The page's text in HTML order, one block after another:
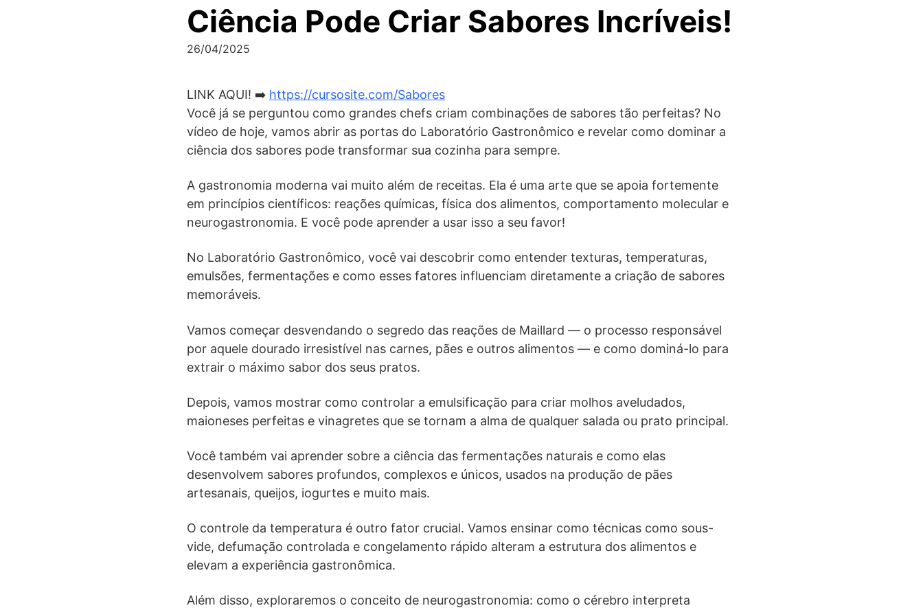
Ciência Pode Criar Sabores Incríveis!
26/04/2025
LINK AQUI! ➡️ https://cursosite.com/Sabores
Você já se perguntou como grandes chefs criam combinações de sabores tão perfeitas? No
vídeo de hoje, vamos abrir as portas do Laboratório Gastronômico e revelar como dominar a
ciência dos sabores pode transformar sua cozinha para sempre.
A gastronomia moderna vai muito além de receitas. Ela é uma arte que se apoia fortemente
em princípios científicos: reações químicas, física dos alimentos, comportamento molecular e
neurogastronomia. E você pode aprender a usar isso a seu favor!
No Laboratório Gastronômico, você vai descobrir como entender texturas, temperaturas,
emulsões, fermentações e como esses fatores influenciam diretamente a criação de sabores
memoráveis.
Vamos começar desvendando o segredo das reações de Maillard — o processo responsável
por aquele dourado irresistível nas carnes, pães e outros alimentos — e como dominá-lo para
extrair o máximo sabor dos seus pratos.
Depois, vamos mostrar como controlar a emulsificação para criar molhos aveludados,
maioneses perfeitas e vinagretes que se tornam a alma de qualquer salada ou prato principal.
Você também vai aprender sobre a ciência das fermentações naturais e como elas
desenvolvem sabores profundos, complexos e únicos, usados na produção de pães
artesanais, queijos, iogurtes e muito mais.
O controle da temperatura é outro fator crucial. Vamos ensinar como técnicas como sous-
vide, defumação controlada e congelamento rápido alteram a estrutura dos alimentos e
elevam a experiência gastronômica.
Além disso, exploraremos o conceito de neurogastronomia: como o cérebro interpreta